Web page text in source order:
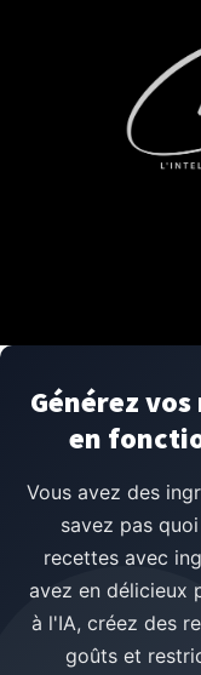
Générez
en
Vous avez des
savez pas
recettes avec
avez en délicieux
à l'IA, créez des
goûts et